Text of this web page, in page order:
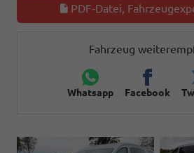
PDF-Datei,
Fahrzeug
Whatsapp Facebook